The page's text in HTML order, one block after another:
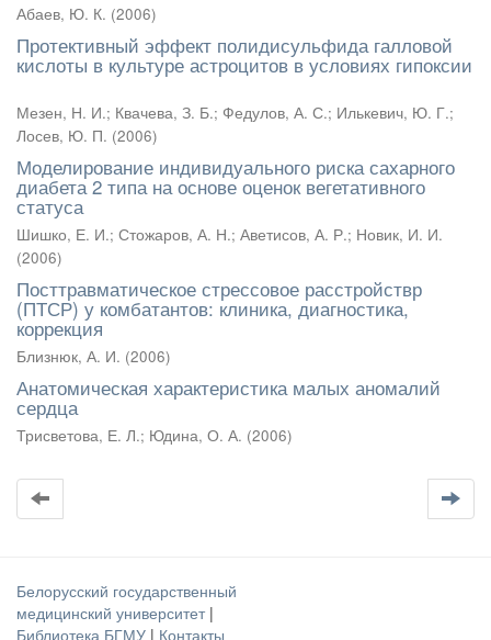
Абаев, Ю. К. (2006)
Протективный эффект полидисульфида галловой
кислоты в культуре астроцитов в условиях гипоксии
Мезен, Н. И.; Квачева, З. Б.; Федулов, А. С.; Илькевич, Ю. Г.;
Лосев, Ю. П. (2006)
Моделирование индивидуального риска сахарного
диабета 2 типа на основе оценок вегетативного
статуса
Шишко, Е. И.; Стожаров, А. Н.; Аветисов, А. Р.; Новик, И. И.
(2006)
Посттравматическое стрессовое расстройствр
(ПТСР) у комбатантов: клиника, диагностика,
коррекция
Близнюк, А. И. (2006)
Анатомическая характеристика малых аномалий
сердца
Трисветова, Е. Л.; Юдина, О. А. (2006)
Белорусский государственный
медицинский университет |
Библиотека БГМУ | Контакты